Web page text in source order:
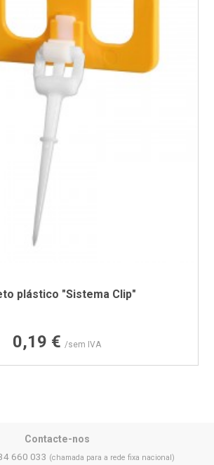
plástico "Sistema Clip"
Preço
0,19 € /sem IVA
Contacte-nos
660 033 (chamada para a rede fixa nacional)